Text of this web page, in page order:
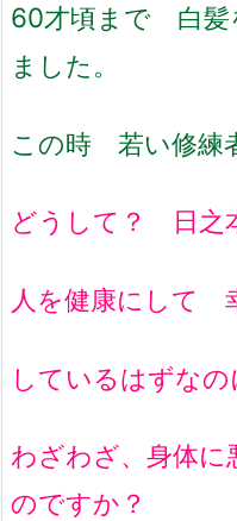
60才頃まで 白髪
ました。
この時 若い修練
どうして？ 日之
人を健康にして
しているはずなの
わざわざ、身体
のですか？